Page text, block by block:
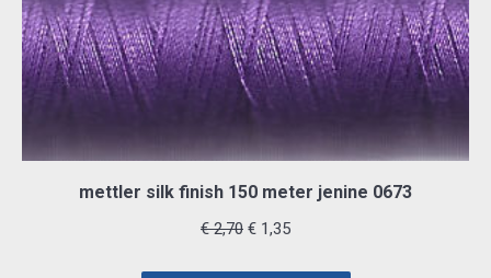
mettler silk finish 150 meter jenine 0673
€2,70 Oorspronkelijke
€ 1,35Huidige